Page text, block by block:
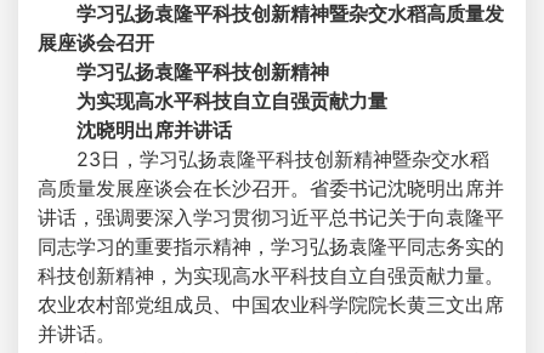
学习弘扬袁隆平科技创新精神暨杂交水稻高质量发
展座谈会召开
学习弘扬袁隆平科技创新精神
为实现高水平科技自立自强贡献力量
沈晓明出席并讲话
23日，学习弘扬袁隆平科技创新精神暨杂交水稻
高质量发展座谈会在长沙召开。省委书记沈晓明出席并
讲话，强调要深入学习贯彻习近平总书记关于向袁隆平
同志学习的重要指示精神，学习弘扬袁隆平同志务实的
科技创新精神，为实现高水平科技自立自强贡献力量。
农业农村部党组成员、中国农业科学院院长黄三文出席
并讲话。